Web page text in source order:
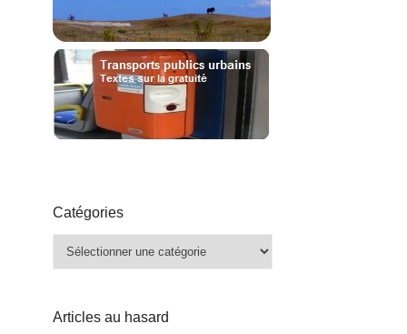
Catégories
Articles au hasard